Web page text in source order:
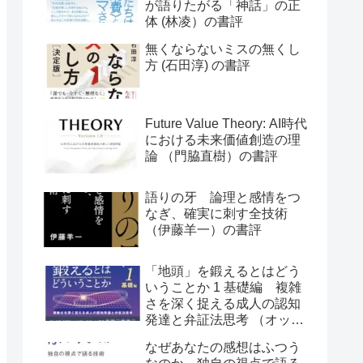
が語りたがる「神話」の正
体 (林凌）の書評
無くならないミスの無くし
方 (石田淳) の書評
Future Value Theory: AI時代
における未来価値創造の理
論 （門脇直樹）の書評
語りの牙 論理と感情をつ
なぎ、確実に刺す全技術
（伊藤羊一）の書評
「地頭」を鍛えるとはどう
いうことか 1 基礎編 複雑
さを深く捉える成人の認知
発達と弁証法思考 （オット
なぜあなたの感想はふつう